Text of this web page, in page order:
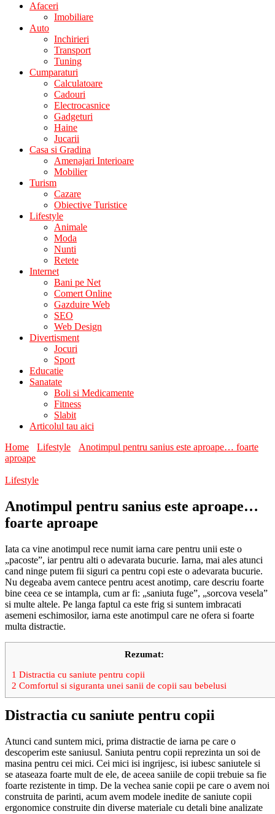
Afaceri
Imobiliare
Auto
Inchirieri
Transport
Tuning
Cumparaturi
Calculatoare
Cadouri
Electrocasnice
Gadgeturi
Haine
Jucarii
Casa si Gradina
Amenajari Interioare
Mobilier
Turism
Cazare
Obiective Turistice
Lifestyle
Animale
Moda
Nunti
Retete
Internet
Bani pe Net
Comert Online
Gazduire Web
SEO
Web Design
Divertisment
Jocuri
Sport
Educatie
Sanatate
Boli si Medicamente
Fitness
Slabit
Articolul tau aici
Home
Lifestyle
Anotimpul pentru sanius este aproape… foarte
aproape
Lifestyle
Anotimpul pentru sanius este aproape…
foarte aproape
Iata ca vine anotimpul rece numit iarna care pentru unii este o
„pacoste”, iar pentru alti o adevarata bucurie. Iarna, mai ales atunci
cand ninge putem fii siguri ca pentru copi este o adevarata bucurie.
Nu degeaba avem cantece pentru acest anotimp, care descriu foarte
bine ceea ce se intampla, cum ar fi: „saniuta fuge”, „sorcova vesela”
si multe altele. Pe langa faptul ca este frig si suntem imbracati
asemeni eschimosilor, iarna este anotimpul care ne ofera si foarte
multa distractie.
Rezumat:
1 Distractia cu saniute pentru copii
2 Comfortul si siguranta unei sanii de copii sau bebelusi
Distractia cu saniute pentru copii
Atunci cand suntem mici, prima distractie de iarna pe care o
descoperim este saniusul. Saniuta pentru copii reprezinta un soi de
masina pentru cei mici. Cei mici isi ingrijesc, isi iubesc saniutele si
se ataseaza foarte mult de ele, de aceea saniile de copii trebuie sa fie
foarte rezistente in timp. De la vechea sanie copii pe care o avem noi
construita de parinti, acum avem modele inedite de saniute copii
ergonomice construite din diverse materiale cu detali bine analizate